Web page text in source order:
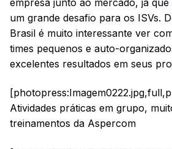
um grande desafio para os ISVs.
Brasil é muito interessante ver
times pequenos e auto-
excelentes resultados em seus
Atividades práticas em grupo,
treinamentos da Aspercom